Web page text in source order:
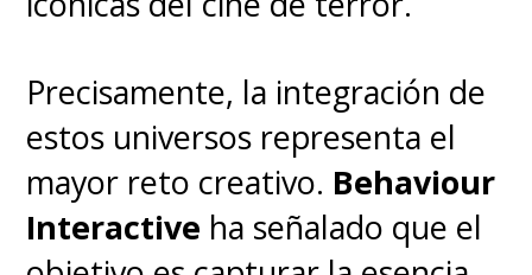
Precisamente, la integración de
estos universos representa el
mayor reto creativo. Behaviour
Interactive ha señalado que el